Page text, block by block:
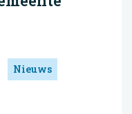
Nieuws